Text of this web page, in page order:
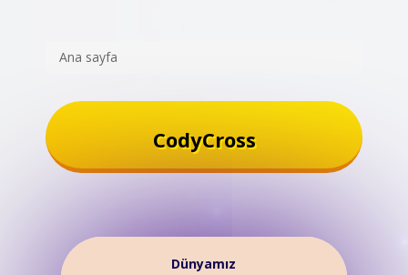
Ana sayfa
CodyCross
Dünyamız